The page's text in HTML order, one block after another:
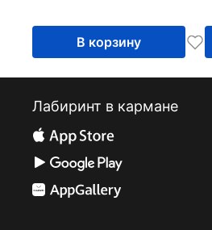
В корзину
Лабиринт в кармане